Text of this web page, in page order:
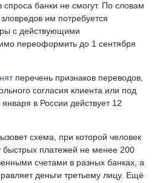
спроса банки не смогут. По словам
им потребуется
с действующими
переоформить до 1 сентября
перечень признаков переводов,
согласия клиента или под
в России действует 12
схема, при которой человек
быстрых платежей не менее 200
счетами в разных банках, а
деньги третьему лицу. Ещё